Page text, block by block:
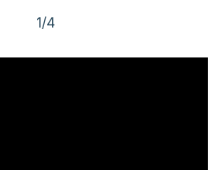
1/4